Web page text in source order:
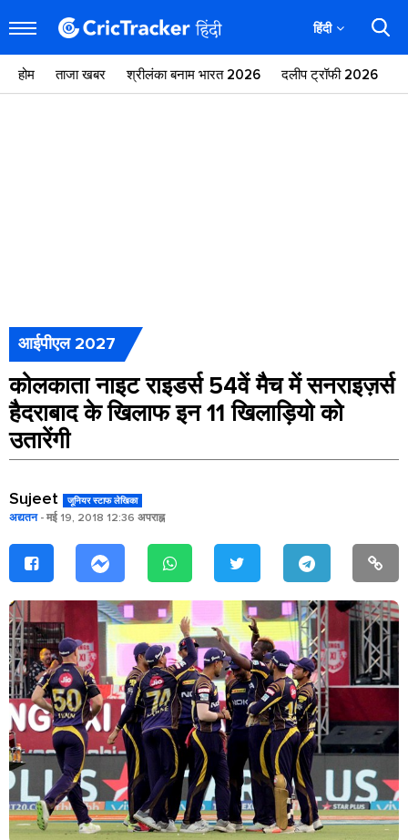
हिंदी
होम ताजा खबर श्रीलंका बनाम भारत 2026 दलीप ट्रॉफी 2026
आईपीएल 2027
कोलकाता नाइट राइडर्स 54वें मैच में सनराइज़र्स
हैदराबाद के खिलाफ इन 11 खिलाड़ियो को
उतारेंगी
Sujeet जूनियर स्टाफ लेखिका
अद्यतन- मई 19, 2018 12:36 अपराह्न